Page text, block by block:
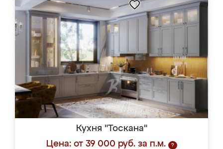
Кухня "Тоскана"
Цена: от 39 000 руб. за п.м.
?